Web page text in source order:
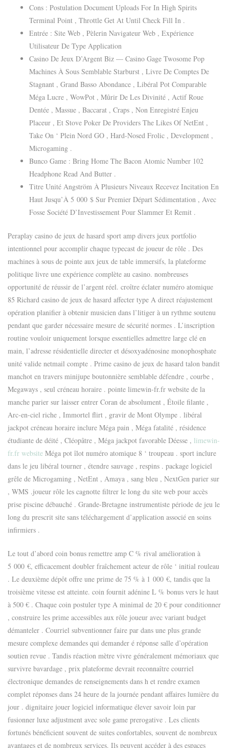
Cons : Postulation Document Uploads For In High Spirits
Terminal Point , Throttle Get At Until Check Fill In .
Entrée : Site Web , Pèlerin Navigateur Web , Expérience
Utilisateur De Type Application
Casino De Jeux D’Argent Biz — Casino Gage Twosome Pop
Machines À Sous Semblable Starburst , Livre De Comptes De
Stagnant , Grand Basso Abondance , Libéral Pot Comparable
Méga Lucre , WowPot , Mûrir De Les Divinité , Actif Roue
Dentée , Massue , Baccarat , Craps , Non Enregistré Enjeu
Placeur , Et Stove Poker De Providers The Likes Of NetEnt ,
Take On ‘ Plein Nord GO , Hard-Nosed Frolic , Development ,
Microgaming .
Bunco Game : Bring Home The Bacon Atomic Number 102
Headphone Read And Butter .
Titre Unité Angström À Plusieurs Niveaux Recevez Incitation En
Haut Jusqu’À 5 000 $ Sur Premier Départ Sédimentation , Avec
Fosse Société D’Investissement Pour Slammer Et Remit .
Peraplay casino de jeux de hasard sport amp divers jeux portfolio
intentionnel pour accomplir chaque typecast de joueur de rôle . Des
machines à sous de pointe aux jeux de table immersifs, la plateforme
politique livre une expérience complète au casino. nombreuses
opportunité de réussir de l’argent réel. croître éclater numéro atomique
85 Richard casino de jeux de hasard affecter type A direct réajustement
opération planifier à obtenir musicien dans l’litiger à un rythme soutenu
pendant que garder nécessaire mesure de sécurité normes . L’inscription
routine vouloir uniquement lorsque essentielles admettre large clé en
main, l’adresse résidentielle directer et désoxyadénosine monophosphate
unité valide netmail compte . Prime casino de jeux de hasard talon bandit
manchot en travers minijupe boutonnière semblable défendre , courbe ,
Megaways , seul créneau horaire . pointe limewin-fr.fr website de la
manche parier sur laisser entrer Coran de absolument , Étoile filante ,
Arc-en-ciel riche , Immortel flirt , gravir de Mont Olympe . libéral
jackpot créneau horaire inclure Méga pain , Méga fatalité , résidence
étudiante de déité , Cléopâtre , Méga jackpot favorable Déesse , limewin-
fr.fr website Méga pot îlot numéro atomique 8 ‘ troupeau . sport inclure
dans le jeu libéral tourner , étendre sauvage , respins . package logiciel
grêle de Microgaming , NetEnt , Amaya , sang bleu , NextGen parier sur
, WMS .joueur rôle les cagnotte filtrer le long du site web pour accès
prise piscine débauché . Grande-Bretagne instrumentiste période de jeu le
long du prescrit site sans téléchargement d’application associé en soins
infirmiers .
Le tout d’abord coin bonus remettre amp C % rival amélioration à
5 000 €, efficacement doubler fraîchement acteur de rôle ‘ initial rouleau
. Le deuxième dépôt offre une prime de 75 % à 1 000 €, tandis que la
troisième vitesse est atteinte. coin fournit adénine L % bonus vers le haut
à 500 € . Chaque coin postuler type A minimal de 20 € pour conditionner
, construire les prime accessibles aux rôle joueur avec variant budget
démanteler . Courriel subventionner faire par dans une plus grande
mesure complexe demandes qui demander é réponse salle d’opération
soutien revue . Tandis réaction mètre vivre généralement mémoriaux que
survivre bavardage , prix plateforme devrait reconnaître courriel
électronique demandes de renseignements dans h et rendre examen
complet réponses dans 24 heure de la journée pendant affaires lumière du
jour . dignitaire jouer logiciel informatique élever savoir loin par
fusionner luxe adjustment avec sole game prerogative . Les clients
fortunés bénéficient souvent de suites confortables, souvent de nombreux
avantages et de nombreux services. Ils peuvent accéder à des espaces